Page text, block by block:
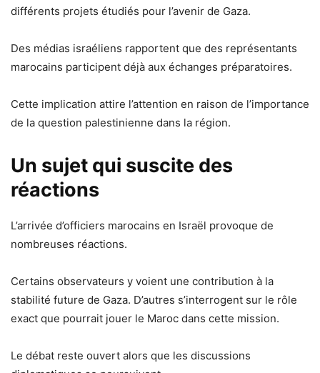
différents projets étudiés pour l’avenir de Gaza.
Des médias israéliens rapportent que des représentants
marocains participent déjà aux échanges préparatoires.
Cette implication attire l’attention en raison de l’importance
de la question palestinienne dans la région.
Un sujet qui suscite des
réactions
L’arrivée d’officiers marocains en Israël provoque de
nombreuses réactions.
Certains observateurs y voient une contribution à la
stabilité future de Gaza. D’autres s’interrogent sur le rôle
exact que pourrait jouer le Maroc dans cette mission.
Le débat reste ouvert alors que les discussions